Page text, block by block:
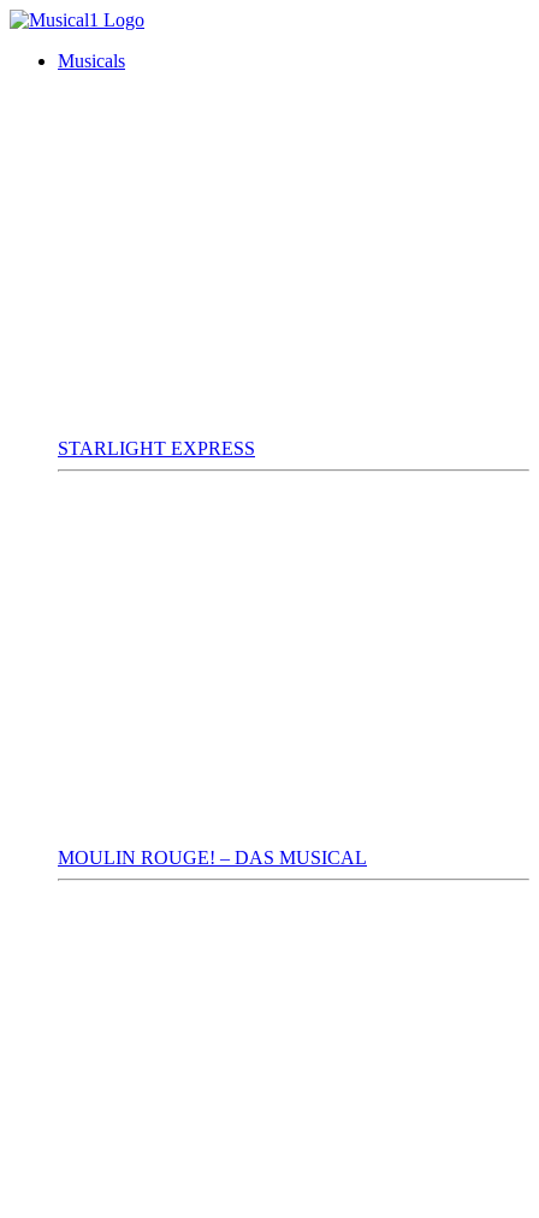
Musicals
STARLIGHT EXPRESS
MOULIN ROUGE! – DAS MUSICAL